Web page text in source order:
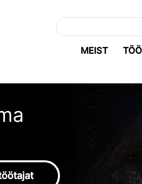
MEIST